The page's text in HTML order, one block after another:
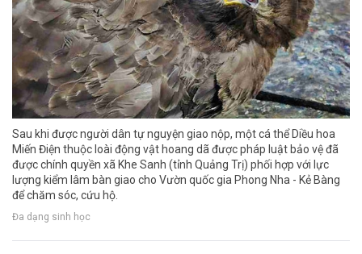
Sau khi được người dân tự nguyện giao nộp, một cá thể Diều hoa
Miến Điện thuộc loài động vật hoang dã được pháp luật bảo vệ đã
được chính quyền xã Khe Sanh (tỉnh Quảng Trị) phối hợp với lực
lượng kiểm lâm bàn giao cho Vườn quốc gia Phong Nha - Kẻ Bàng
để chăm sóc, cứu hộ.
Đa dạng sinh học